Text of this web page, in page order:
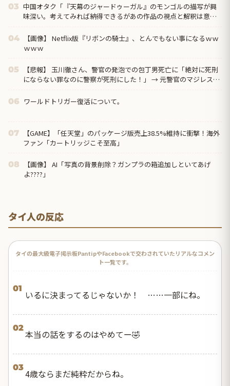
03 中国オタク「『天幕のジャードゥーガル』のモンゴルの描写が興
味深い。考えてみれば納得できるがあの作品の視点と解釈は意外
04
【画像】 Netflix版『リボンの騎士』、とんでもない事になるｗｗ
ｗｗｗ
05
【悲報】 玉川徹さん、警官の発泡での包丁男死亡に「絶対に死刑
にならない罪なのに警察が死刑にした！」 → 元警官のマジレスが
06 ワールドトリガー復活について。
07
【GAME】「任天堂」のパッケージ版売上38.5%維持に衝撃！海外
ファン「カートリッジこそ至高」
08
【画像】 AI「写真の背景削除？ガンプラの箱追加しといてあげ
よ????」
タイ人の反応
タイの最大級電子掲示板PantipやFacebookで交わされていたリアルなコメン
ト一覧です。
01
いるに決まってるじゃないか！ ……一部にね。
02
本当の話をするのはやめてー🤣
03
4歳ならまだ純粋だからね。